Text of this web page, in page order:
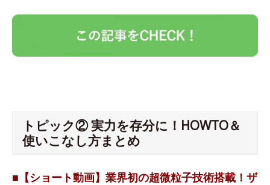
トピック② 実力を存分に！HOWTO＆
使いこなし方まとめ
■【ショート動画】業界初の超微粒子技術搭載！ザ